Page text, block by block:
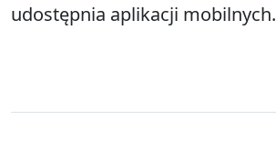
udostępnia aplikacji mobilnych.